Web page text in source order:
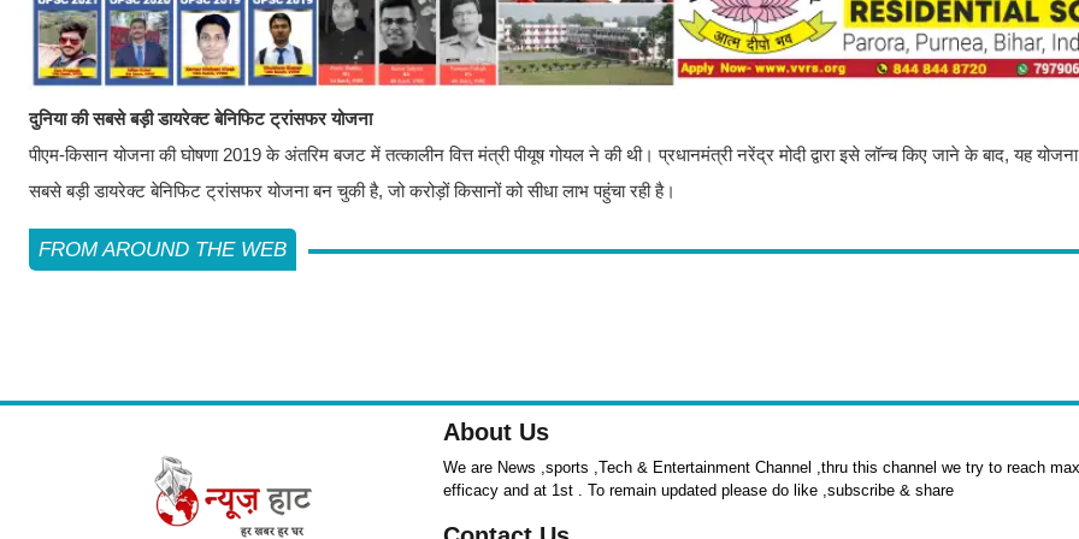
दुनिया की सबसे बड़ी डायरेक्ट बेनिफिट ट्रांसफर योजना
पीएम-किसान योजना की घोषणा 2019 के अंतरिम बजट में तत्कालीन वित्त मंत्री पीयूष गोयल ने की थी। प्रधानमंत्री नरेंद्र मोदी द्वारा इसे लॉन्च किए जाने के बाद, यह
सबसे बड़ी डायरेक्ट बेनिफिट ट्रांसफर योजना बन चुकी है, जो करोड़ों किसानों को सीधा लाभ पहुंचा रही है।
FROM AROUND THE WEB
About Us
We are News ,sports ,Tech & Entertainment Channel ,thru this channel we try to reach
efficacy and at 1st . To remain updated please do like ,subscribe & share